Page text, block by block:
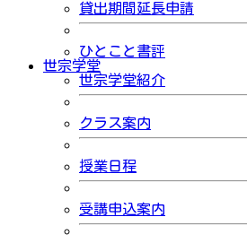
貸出期間延長申請
ひとこと書評
世宗学堂
世宗学堂紹介
クラス案内
授業日程
受講申込案内